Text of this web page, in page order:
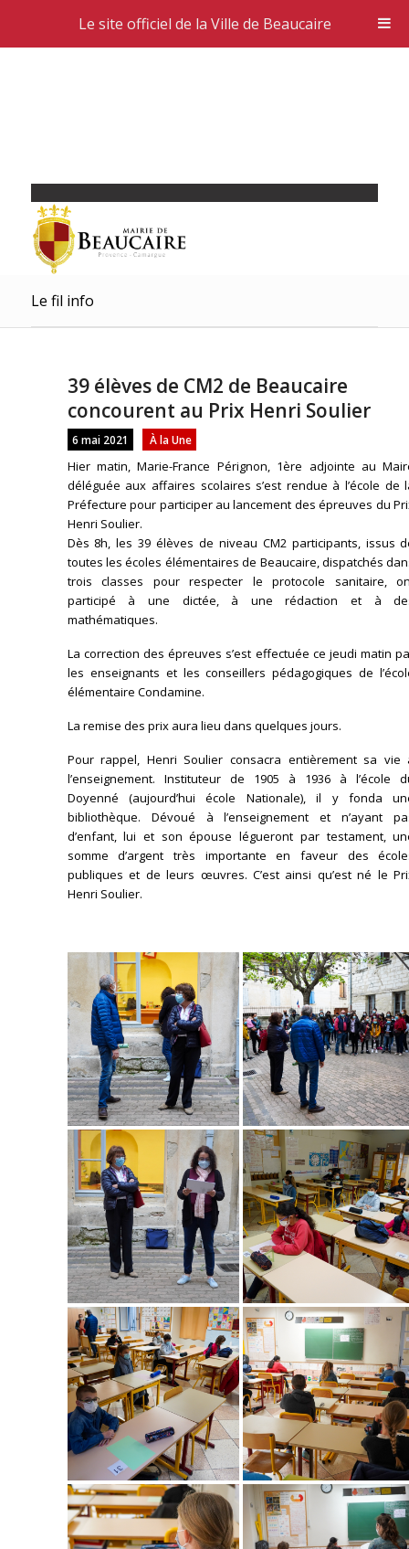
Le fil info
39 élèves de CM2 de Beaucaire
concourent au Prix Henri Soulier
6 mai 2021 À la Une
Hier matin, Marie-France Pérignon, 1ère adjointe au
déléguée aux affaires scolaires s’est rendue à l’école de
Préfecture pour participer au lancement des épreuves du
Henri Soulier.
Dès 8h, les 39 élèves de niveau CM2 participants, issus
toutes les écoles élémentaires de Beaucaire, dispatchés
trois classes pour respecter le protocole sanitaire,
participé à une dictée, à une rédaction et à
mathématiques.
La correction des épreuves s’est effectuée ce jeudi matin
les enseignants et les conseillers pédagogiques de
élémentaire Condamine.
La remise des prix aura lieu dans quelques jours.
Pour rappel, Henri Soulier consacra entièrement sa vie
l’enseignement. Instituteur de 1905 à 1936 à l’école
Doyenné (aujourd’hui école Nationale), il y fonda
bibliothèque. Dévoué à l’enseignement et n’ayant
d’enfant, lui et son épouse légueront par testament,
somme d’argent très importante en faveur des
publiques et de leurs œuvres. C’est ainsi qu’est né le
Henri Soulier.
Le site officiel de la Ville de Beaucaire